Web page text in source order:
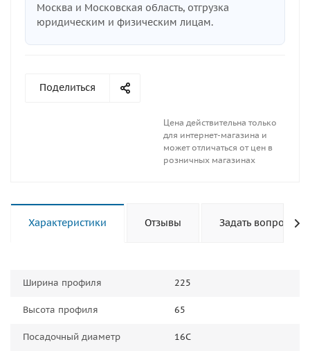
Москва и Московская область, отгрузка
юридическим и физическим лицам.
Поделиться
Цена действительна только
для интернет-магазина и
может отличаться от цен в
розничных магазинах
Характеристики Отзывы Задать вопрос
Ширина профиля 225
Высота профиля 65
Посадочный диаметр 16C